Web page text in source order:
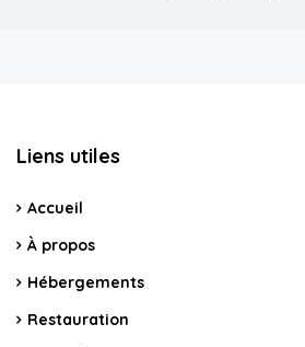
Liens utiles
Accueil
À propos
Hébergements
Restauration